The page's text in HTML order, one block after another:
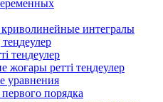
интегралы
теңдеулер
жоғары ретті теңдеулер
уравнения
порядка